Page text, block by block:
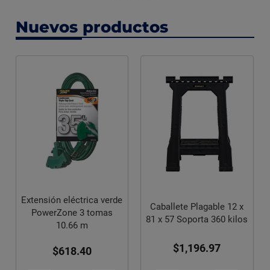
Nuevos productos
Extensión eléctrica verde
PowerZone 3 tomas
10.66 m
$618.40
Caballete Plagable 12 x
81 x 57 Soporta 360 kilos
$1,196.97